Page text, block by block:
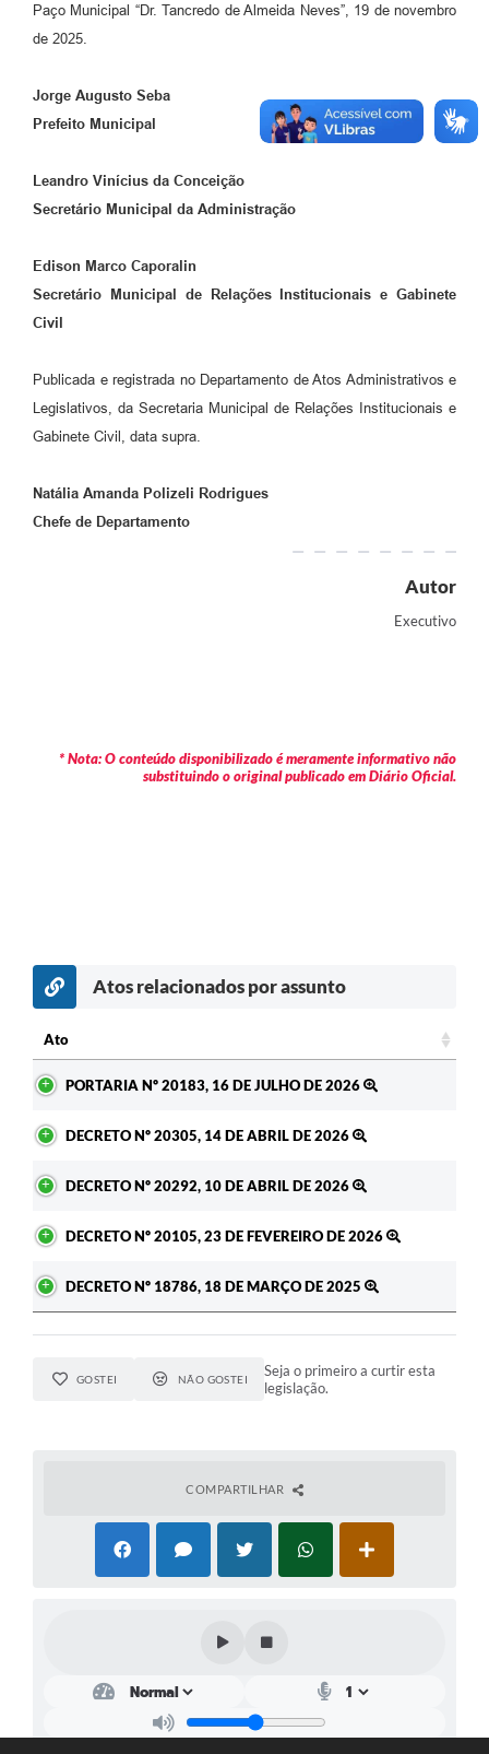
Paço Municipal “Dr. Tancredo de Almeida Neves”, 19 de novembro
de 2025.
Jorge Augusto Seba
Prefeito Municipal
Leandro Vinícius da Conceição
Secretário Municipal da Administração
Edison Marco Caporalin
Secretário Municipal de Relações Institucionaise Gabinete
Civil
Publicada e registrada no Departamento de Atos Administrativos e
Legislativos, da Secretaria Municipal de Relações Institucionais e
Gabinete Civil, data supra.
Natália Amanda Polizeli Rodrigues
Chefe de Departamento
Autor
Executivo
* Nota: O conteúdo disponibilizado é meramente informativo não
substituindo o original publicado em Diário Oficial.
Atos relacionados por assunto
Ato
PORTARIA Nº 20183, 16 DE JULHO DE 2026
DECRETO Nº 20305, 14 DE ABRIL DE 2026
DECRETO Nº 20292, 10 DE ABRIL DE 2026
DECRETO Nº 20105, 23 DE FEVEREIRO DE 2026
DECRETO Nº 18786, 18 DE MARÇO DE 2025
GOSTEI NÃO GOSTEI
Seja o primeiro a curtir esta
legislação.
COMPARTILHAR